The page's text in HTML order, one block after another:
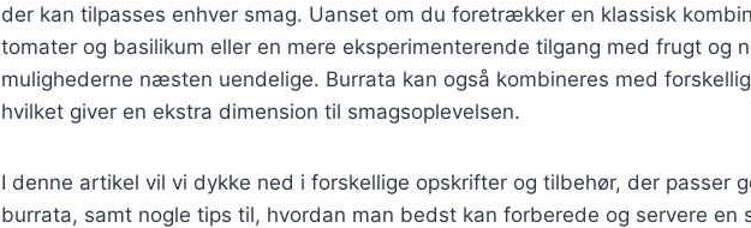
der kan tilpasses enhver smag. Uanset om du foretrækker en klassisk
tomater og basilikum eller en mere eksperimenterende tilgang med frugt og
mulighederne næsten uendelige. Burrata kan også kombineres med
hvilket giver en ekstra dimension til smagsoplevelsen.
I denne artikel vil vi dykke ned i forskellige opskrifter og tilbehør, der passer
burrata, samt nogle tips til, hvordan man bedst kan forberede og servere en